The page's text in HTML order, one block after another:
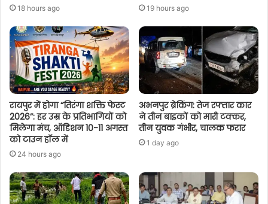
18 hours ago 19 hours ago
रायपुर में होगा “तिरंगा शक्ति फेस्ट
2026”: हर उम्र के प्रतिभागियों को
मिलेगा मंच, ऑडिशन 10-11 अगस्त
को टाउन हॉल में
24 hours ago
अभनपुर ब्रेकिंग: तेज रफ्तार कार
ने तीन बाइकों को मारी टक्कर,
तीन युवक गंभीर, चालक फरार
1 day ago